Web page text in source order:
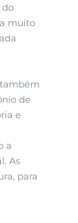
do
muito
de
e
a
As
para